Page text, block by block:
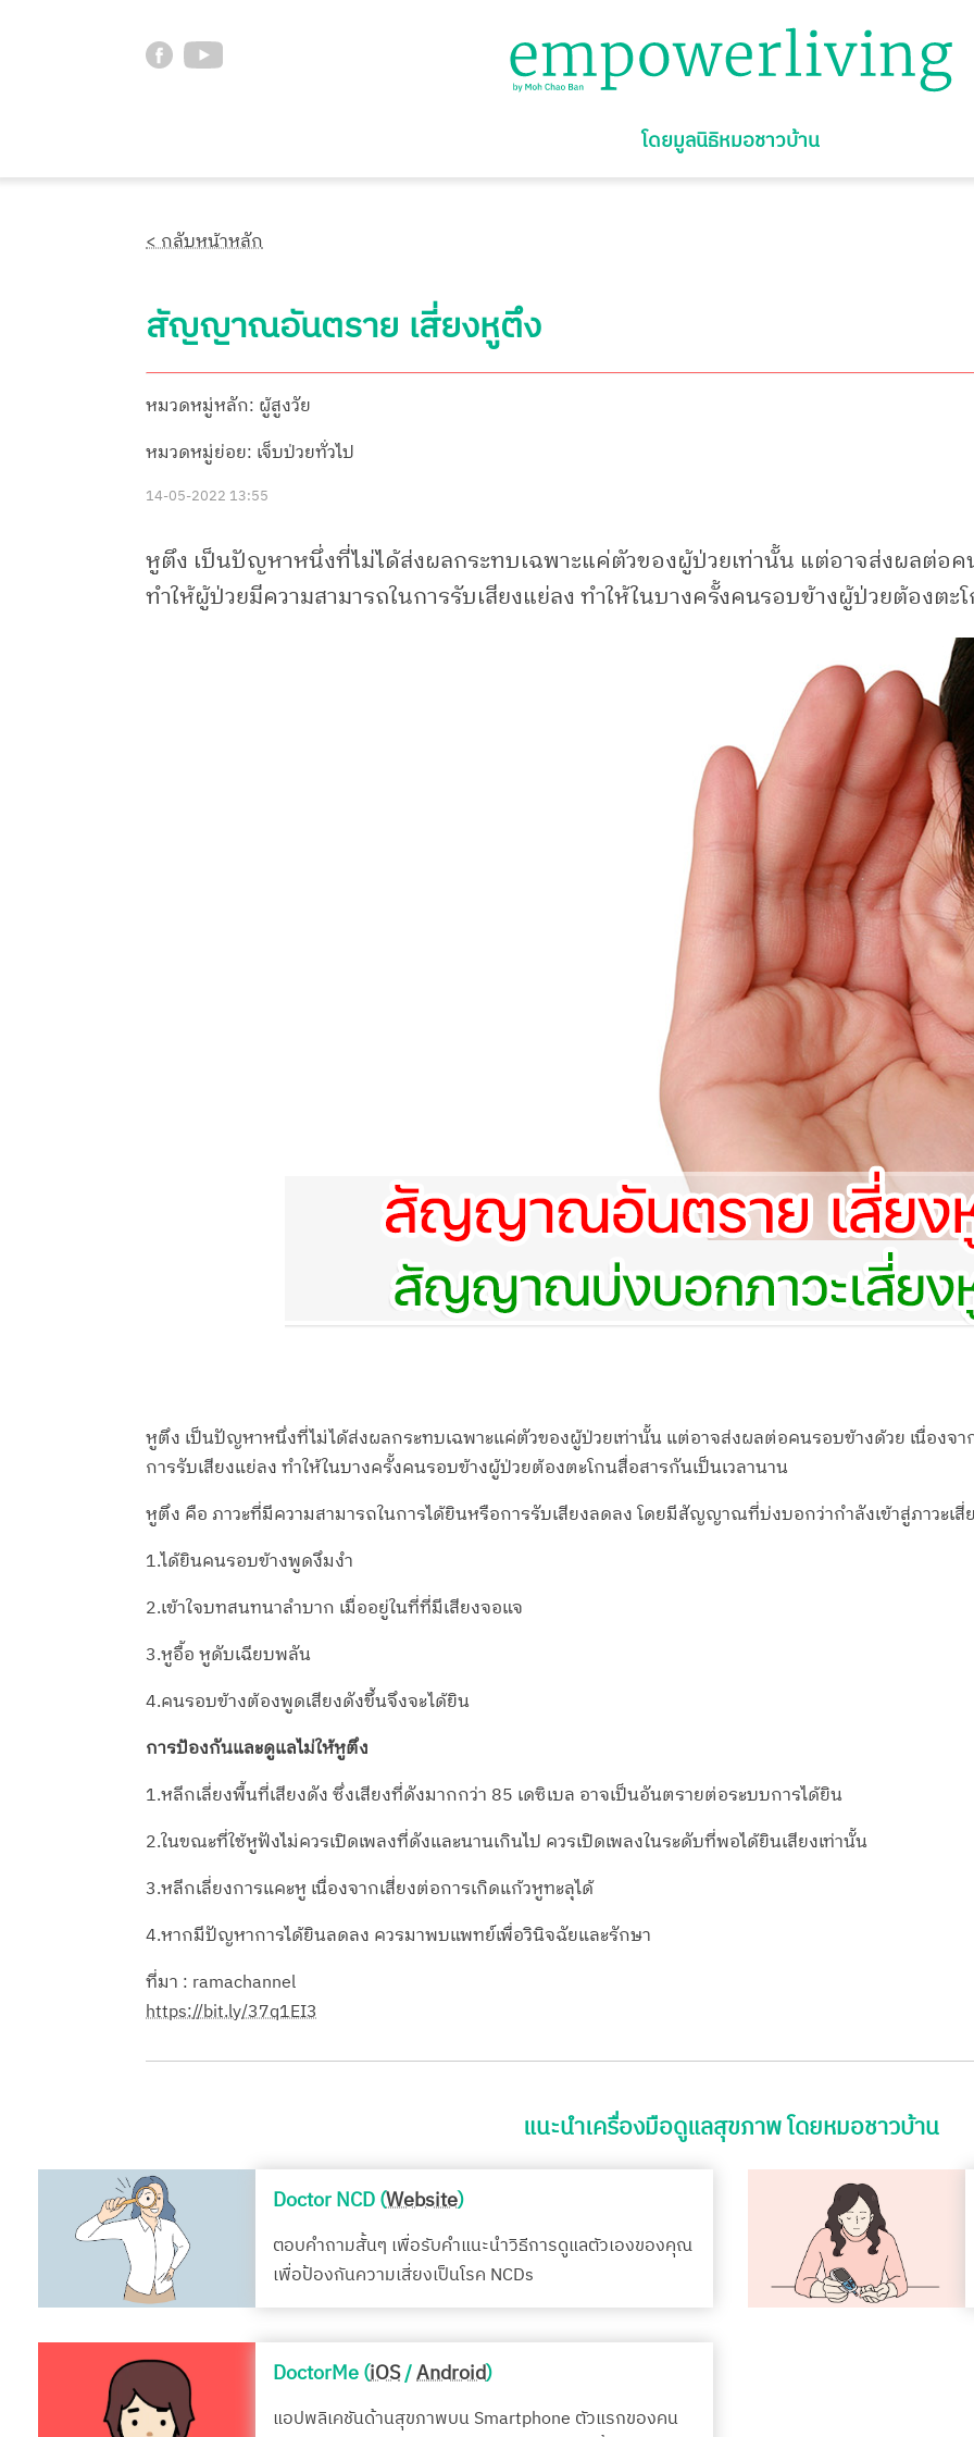
โดยมูลนิธิหมอชาวบ้าน
< กลับหน้าหลัก
สัญญาณอันตราย เสี่ยงหูตึง
หมวดหมู่หลัก: ผู้สูงวัย
หมวดหมู่ย่อย: เจ็บป่วยทั่วไป
14-05-2022 13:55
หูตึง เป็นปัญหาหนึ่งที่ไม่ได้ส่งผลกระทบเฉพาะแค่ตัวของผู้ป่วยเท่านั้น แต่อาจส่งผลต่อค
ทำให้ผู้ป่วยมีความสามารถในการรับเสียงแย่ลง ทำให้ในบางครั้งคนรอบข้างผู้ป่วยต้องตะ
หูตึง เป็นปัญหาหนึ่งที่ไม่ได้ส่งผลกระทบเฉพาะแค่ตัวของผู้ป่วยเท่านั้น แต่อาจส่งผลต่อคนรอบข้างด้วย เนื่องจา
การรับเสียงแย่ลง ทำให้ในบางครั้งคนรอบข้างผู้ป่วยต้องตะโกนสื่อสารกันเป็นเวลานาน
หูตึง คือ ภาวะที่มีความสามารถในการได้ยินหรือการรับเสียงลดลง โดยมีสัญญาณที่บ่งบอกว่ากำลังเข้าสู่ภาวะเ
1.ได้ยินคนรอบข้างพูดงึมงำ
2.เข้าใจบทสนทนาลำบาก เมื่ออยู่ในที่ที่มีเสียงจอแจ
3.หูอื้อ หูดับเฉียบพลัน
4.คนรอบข้างต้องพูดเสียงดังขึ้นจึงจะได้ยิน
การป้องกันและดูแลไม่ให้หูตึง
1.หลีกเลี่ยงพื้นที่เสียงดัง ซึ่งเสียงที่ดังมากกว่า 85 เดซิเบล อาจเป็นอันตรายต่อระบบการได้ยิน
2.ในขณะที่ใช้หูฟังไม่ควรเปิดเพลงที่ดังและนานเกินไป ควรเปิดเพลงในระดับที่พอได้ยินเสียงเท่านั้น
3.หลีกเลี่ยงการแคะหู เนื่องจากเสี่ยงต่อการเกิดแก้วหูทะลุได้
4.หากมีปัญหาการได้ยินลดลง ควรมาพบแพทย์เพื่อวินิจฉัยและรักษา
ที่มา : ramachannel
https://bit.ly/37q1EI3
แนะนำเครื่องมือดูแลสุขภาพ โดยหมอชาวบ้าน
Doctor NCD (Website)
ตอบคำถามสั้นๆ เพื่อรับคำแนะนำวิธีการดูแลตัวเองของคุณ
เพื่อป้องกันความเสี่ยงเป็นโรค NCDs
DoctorMe (iOS/Android)
แอปพลิเคชันด้านสุขภาพบน Smartphone ตัวแรกของคน